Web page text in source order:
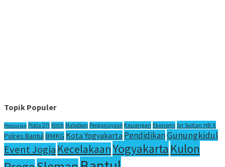
Topik Populer
Pencurian Polda DIY Klitih Malioboro Penganiayaan Keuangan Ekonomi Sri Sultan HB X
Polres Bantul BMKG Kota Yogyakarta PendidikanGunungkidul
Event Jogja KecelakaanYogyakarta Kulon